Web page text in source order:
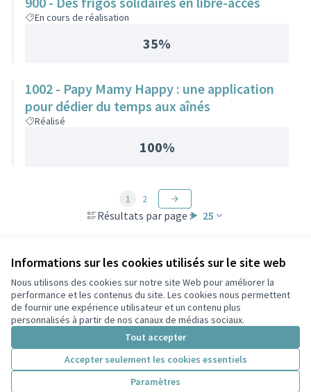
Informations sur les cookies utilisés sur le site web
Nous utilisons des cookies sur notre site Web pour améliorer la
performance et les contenus du site. Les cookies nous permettent
de fournir une expérience utilisateur et un contenu plus
personnalisés à partir de nos canaux de médias sociaux.
Tout accepter
Accepter seulement les cookies essentiels
Paramètres
En cours de réalisation
35%
1002 - Papy Mamy Happy : une application
pour dédier du temps aux aînés
Réalisé
100%
Résultats par page : 25
1 2
Conditions d'utilisation
Paramètres des cookies
Participez Villeurbanne sur X
(Lien externe)
Participez Villeurbanne sur Facebook
Participez Villeurbanne sur Instagram
Participez Villeurbanne sur YouTube
(Lien externe)
Site réalisé grâce au
Licence
(Lien